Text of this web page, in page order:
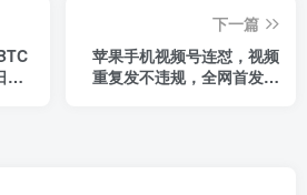
赚
下一篇
苹果手机视频号连怼，视频
重复发不违规，全网首发，